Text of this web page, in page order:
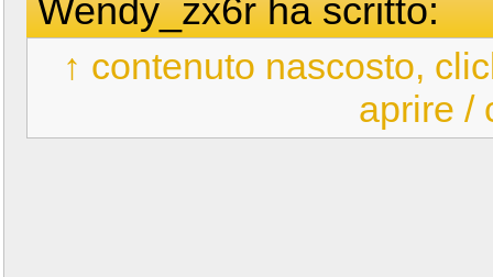
Wendy_zx6r ha scritto:
↑ contenuto nascosto,
aprire /